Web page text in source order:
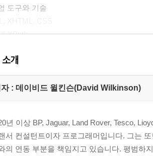
도구와 기술
XPath
버와 HTTP
표현식
개
자 : 데이비드 윌킨슨(David Wilkinson)
년 이상 BP, Jaguar, Land Rover, Tesco,
서 컨설턴트이자 프로그래머입니다. 그는
의 연동 부분을 책임지고 있습니다. 평범하